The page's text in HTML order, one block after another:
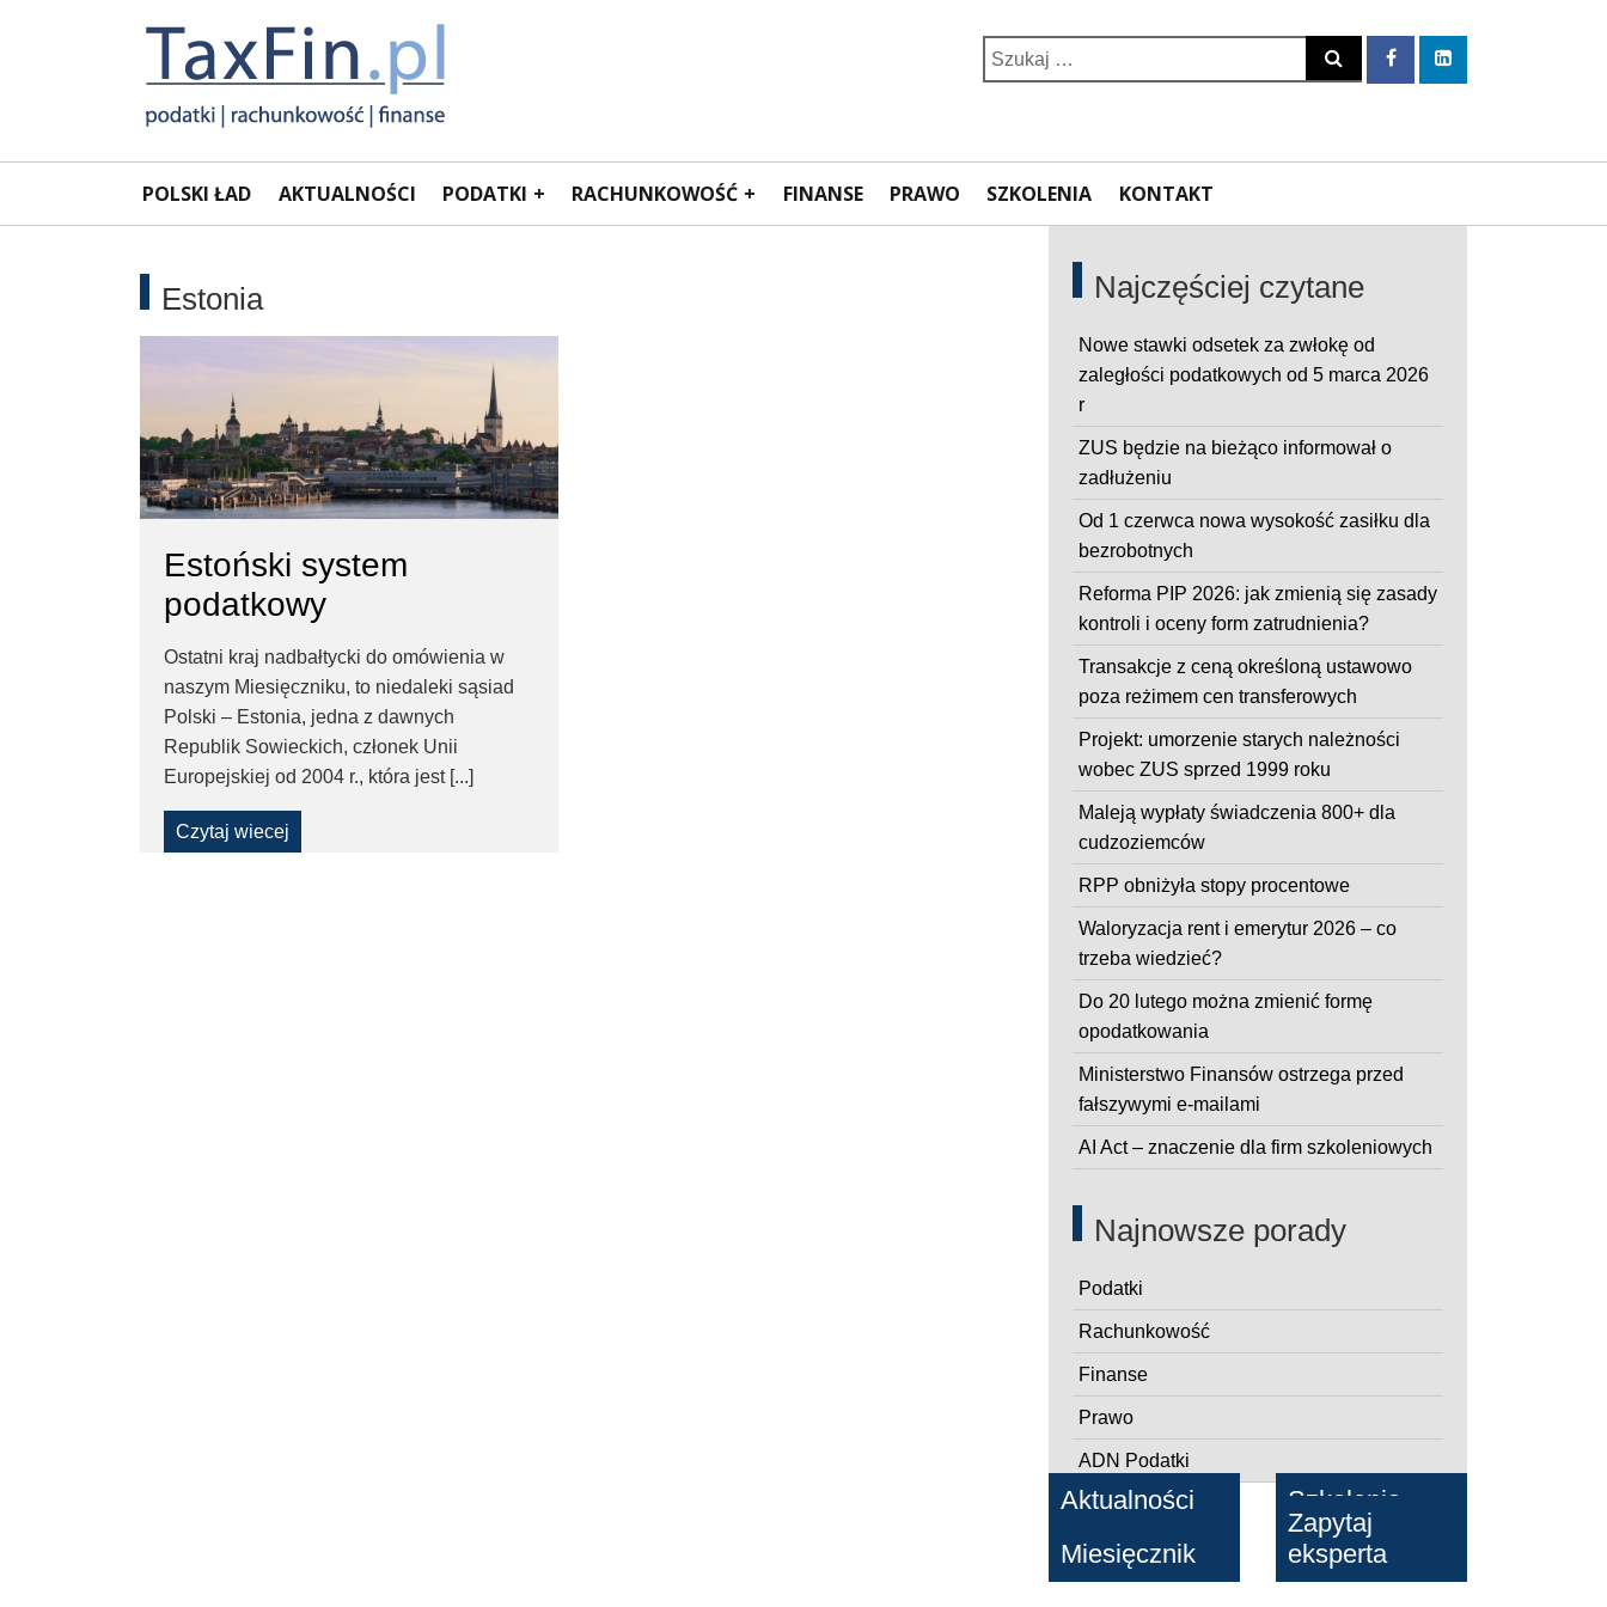
Rachunkowość,
Podatki,
VAT,
Orzeczenia
NSA
i
WSA
Taxfin.pl
Portal
dla
księgowych
Search
for:
Szukaj
POLSKI ŁAD AKTUALNOŚCI PODATKI RACHUNKOWOŚĆ FINANSE PRAWO SZKOLENIA KONTAKT
Estonia
Estoński system
podatkowy
Ostatni kraj nadbałtycki do omówienia w
naszym Miesięczniku, to niedaleki sąsiad
Polski – Estonia, jedna z dawnych
Republik Sowieckich, członek Unii
Europejskiej od 2004 r., która jest [...]
Czytaj wiecej
Najczęściej czytane
Nowe stawki odsetek za zwłokę od
zaległości podatkowych od 5 marca 2026
r
ZUS będzie na bieżąco informował o
zadłużeniu
Od 1 czerwca nowa wysokość zasiłku dla
bezrobotnych
Reforma PIP 2026: jak zmienią się zasady
kontroli i oceny form zatrudnienia?
Transakcje z ceną określoną ustawowo
poza reżimem cen transferowych
Projekt: umorzenie starych należności
wobec ZUS sprzed 1999 roku
Maleją wypłaty świadczenia 800+ dla
cudzoziemców
RPP obniżyła stopy procentowe
Waloryzacja rent i emerytur 2026 – co
trzeba wiedzieć?
Do 20 lutego można zmienić formę
opodatkowania
Ministerstwo Finansów ostrzega przed
fałszywymi e-mailami
AI Act – znaczenie dla firm szkoleniowych
Najnowsze porady
Podatki
Rachunkowość
Finanse
Prawo
ADN Podatki
Aktualności
Szkolenia
Miesięcznik
Zapytaj
eksperta